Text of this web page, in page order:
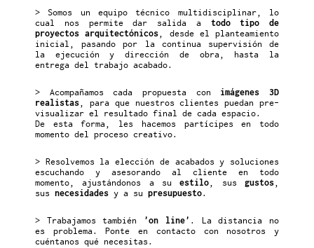
> Somos un equipo técnico multidisciplinar, lo
cual nos permite dar salida a todo tipo de
proyectos arquitectónicos, desde el planteamiento
inicial, pasando por la continua supervisión de
la ejecución y dirección de obra, hasta la
entrega del trabajo acabado.
> Acompañamos cada propuesta con imágenes 3D
realistas, para que nuestros clientes puedan pre-
visualizar el resultado final de cada espacio.
De esta forma, les hacemos partícipes en todo
momento del proceso creativo.
> Resolvemos la elección de acabados y soluciones
escuchando y asesorando al cliente en todo
momento, ajustándonos a suestilo, susgustos,
sus necesidades y a su presupuesto.
> Trabajamos también 'on line' . La distancia no
es problema. Ponte en contacto con nosotros y
cuéntanos qué necesitas.